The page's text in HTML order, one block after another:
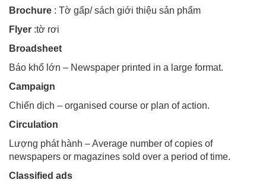
Brochure : Tờ gấp/ sách giới thiệu sản phẩm
Flyer :tờ rơi
Broadsheet
Báo khổ lớn – Newspaper printed in a large format.
Campaign
Chiến dịch – organised course or plan of action.
Circulation
Lượng phát hành – Average number of copies of
newspapers or magazines sold over a period of time.
Classified ads